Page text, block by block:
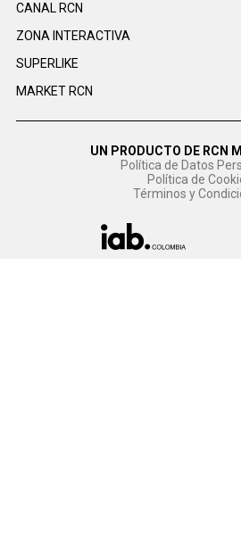
CANAL RCN
ZONA INTERACTIVA
SUPERLIKE
MARKET RCN
UN PRODUCTO DE RCN
Política de Datos
Política de
Términos y